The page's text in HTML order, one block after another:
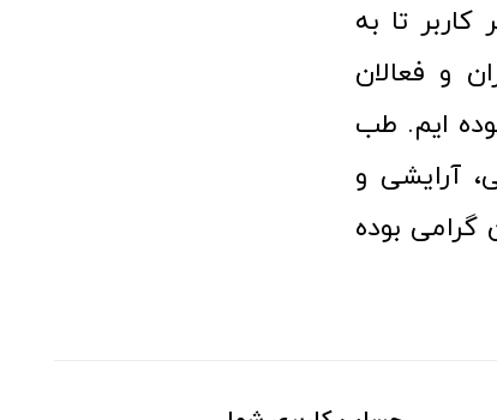
مورد اعتماد بیش از ۱۲۰ هزار نفر کاربر تا به
و فعالان
ایم. طب
آرایشی و
بوده